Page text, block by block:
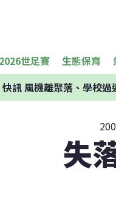
世足賽 生態保育
快訊風機離聚落、學校
失